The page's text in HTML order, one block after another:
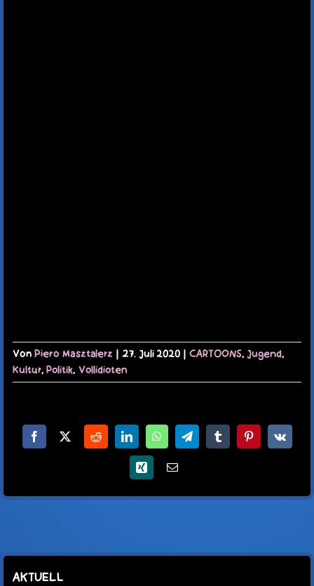
VonPiero Masztalerz | 27. Juli 2020 | CARTOONS,Jugend,
Kultur,Politik,Vollidioten
Facebook
X RedditLinkedInWhatsAppTelegramTumblrPinterest
Vk
Xing
E-
AKTUELL